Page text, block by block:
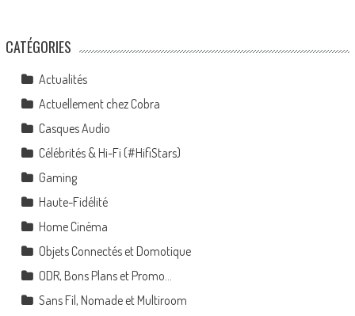
CATÉGORIES
Actualités
Actuellement chez Cobra
Casques Audio
Célébrités & Hi-Fi (#HifiStars)
Gaming
Haute-Fidélité
Home Cinéma
Objets Connectés et Domotique
ODR, Bons Plans et Promo…
Sans Fil, Nomade et Multiroom